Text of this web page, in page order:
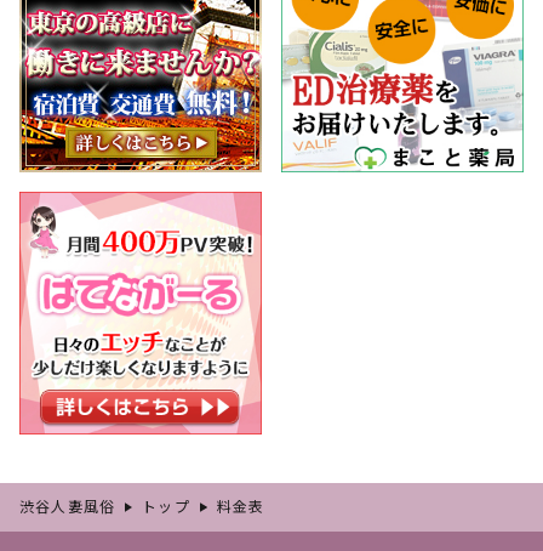
渋谷人妻風俗 トップ 料金表